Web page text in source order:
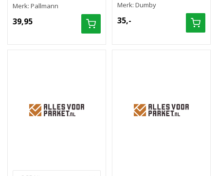
Merk: Pallmann
39,95
Merk: Dumby
35,-